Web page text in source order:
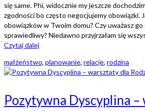
się same. Phi, widocznie my jeszcze
zgodności bo często negocjujemy obowiązki.
obowiązków w Twoim domu? Czy uważasz go
sprawiedliwy? Niedawno przyjrzałam się
Czytaj dalej
małżeństwo, planowanie, relacje, rodzina
Pozytywna Dyscyplina